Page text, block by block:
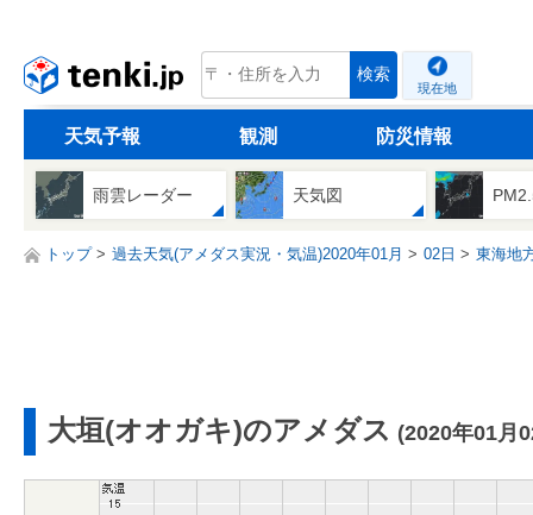
tenki.jp 検索
現在地
天気予報 観測 防災情報
雨雲レーダー 天気図
トップ 過去天気(アメダス実況・気温)2020年01月 02日 東海地
大垣(オオガキ)のアメダス (2020年01月